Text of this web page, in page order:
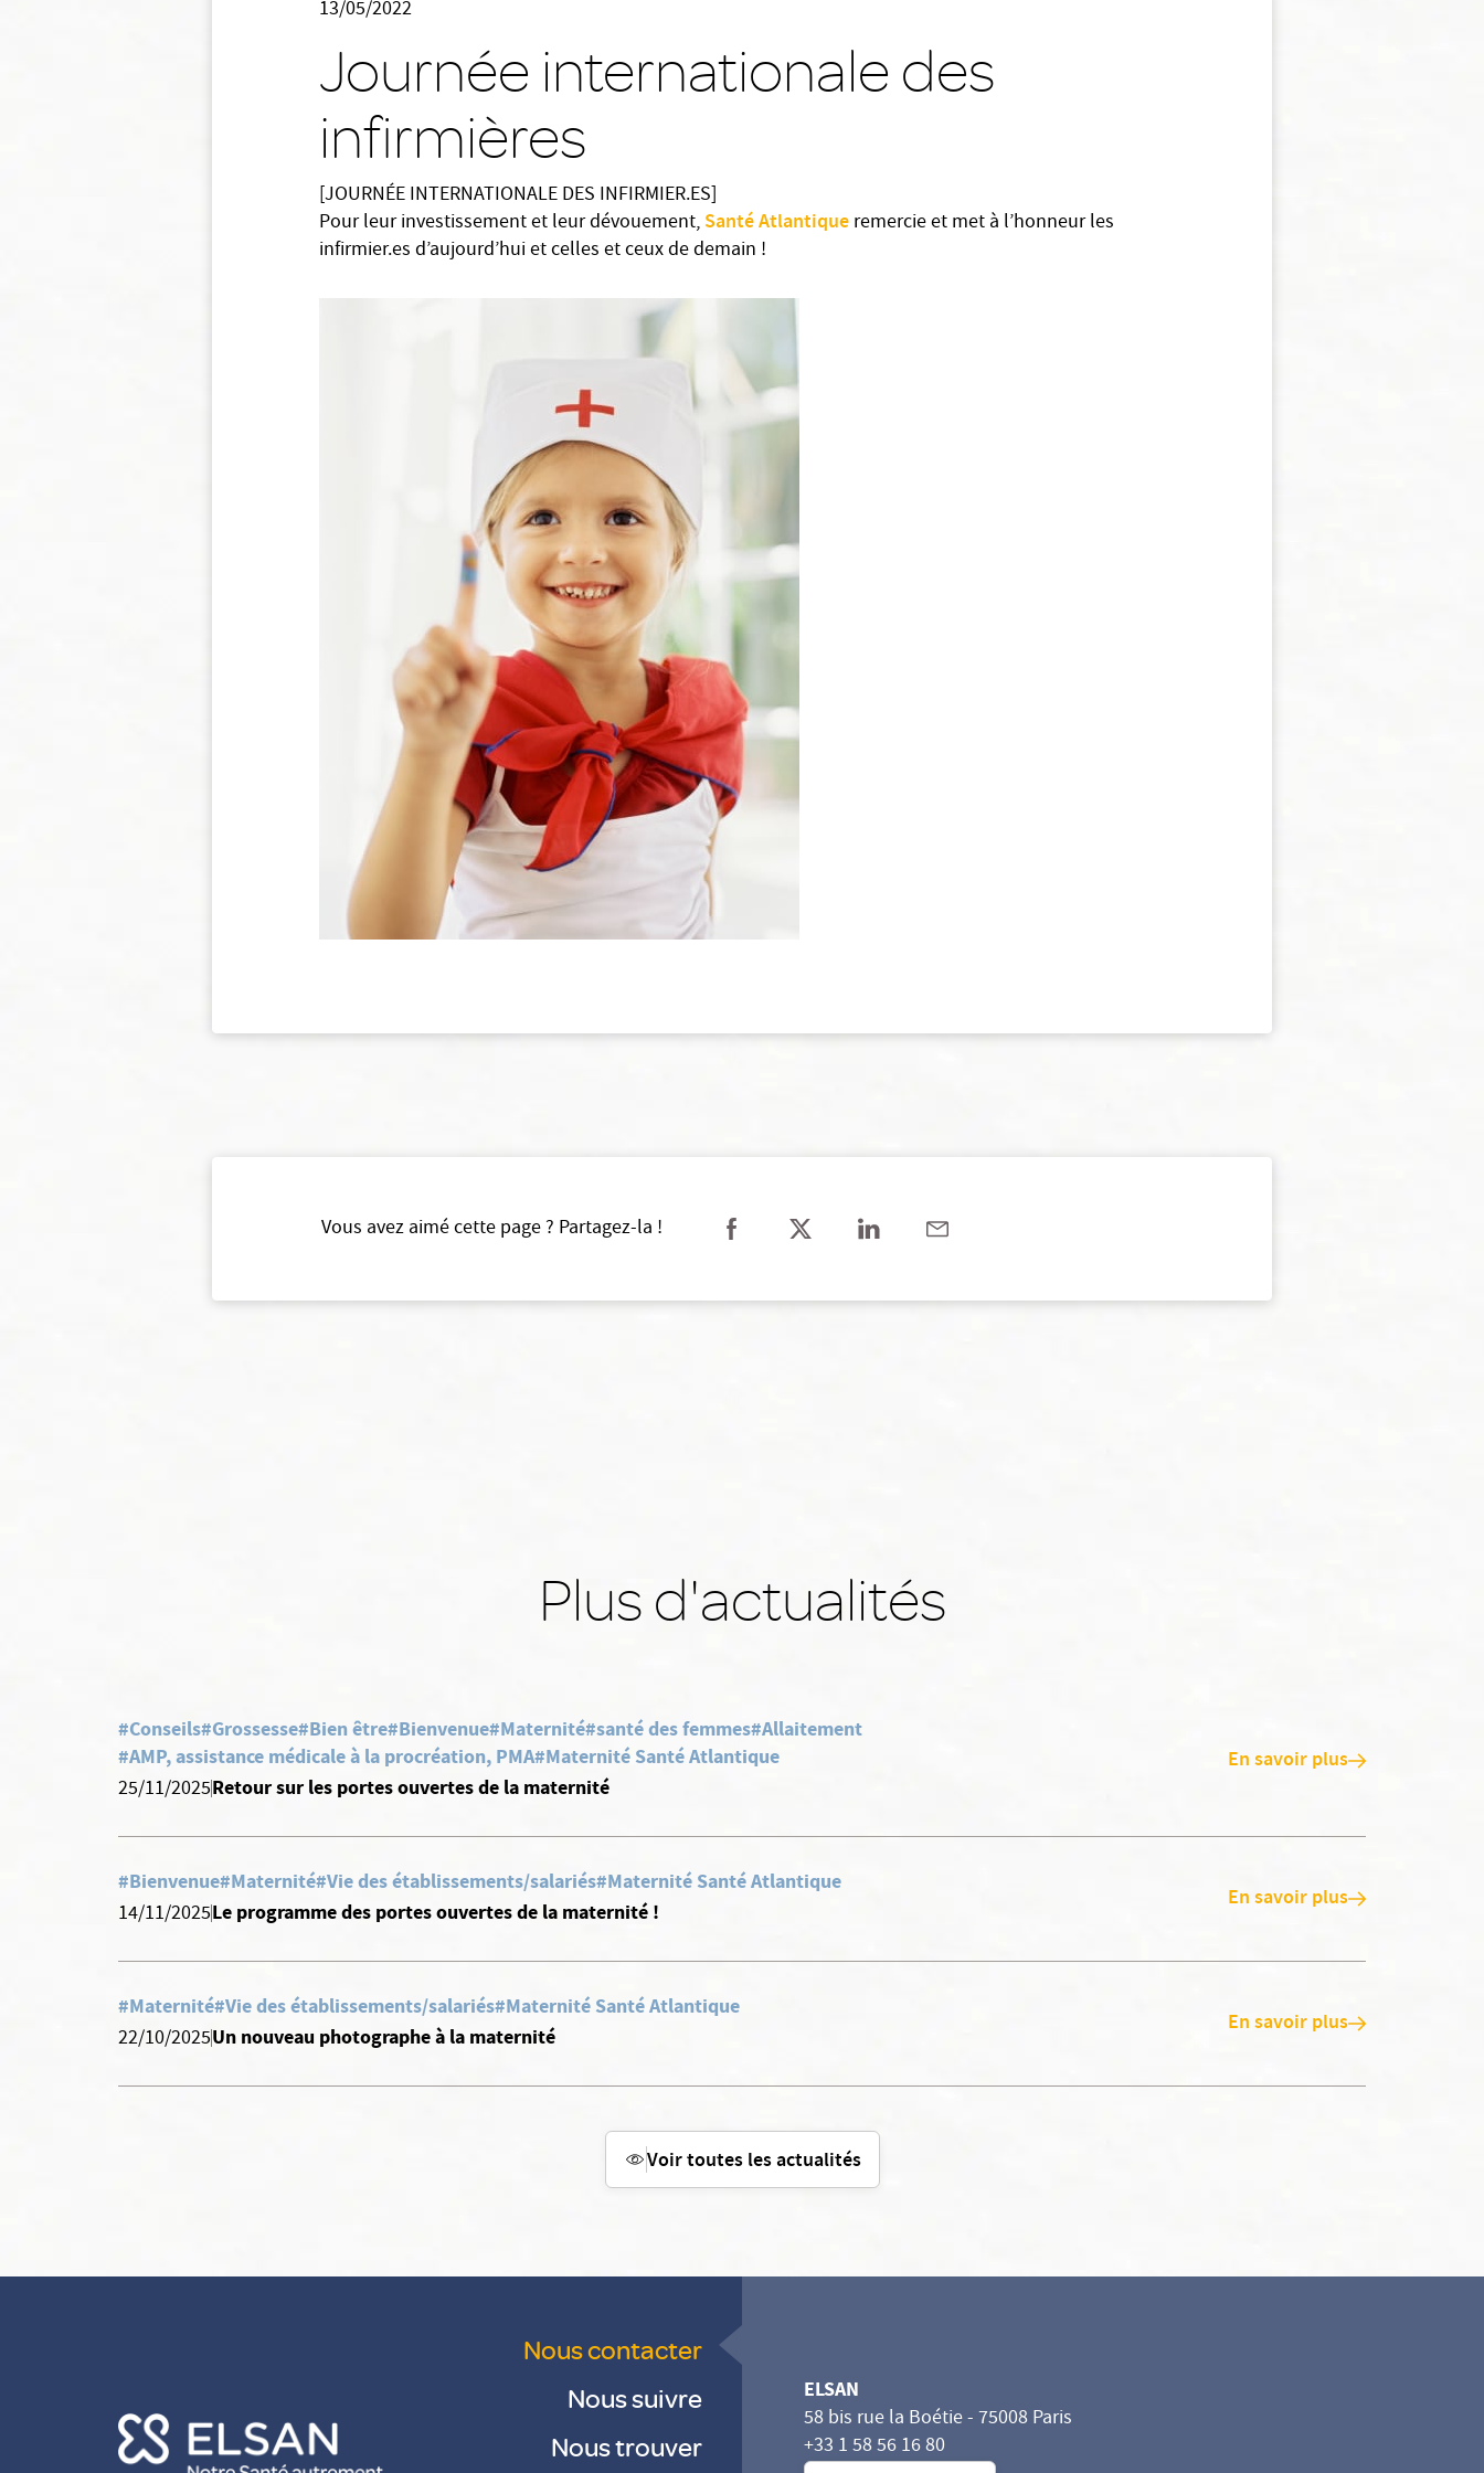
13/05/2022
Journée internationale des
infirmières
[JOURNÉE INTERNATIONALE DES INFIRMIER.ES]
Pour leur investissement et leur dévouement,Santé Atlantiqueremercie et met à l’honneur les
infirmier.es d’aujourd’hui et celles et ceux de demain !
Vous avez aimé cette page ? Partagez-la !
Plus d'actualités
#Conseils#Grossesse#Bien être#Bienvenue#Maternité#santé des femmes#Allaitement
#AMP, assistance médicale à la procréation, PMA#Maternité Santé Atlantique
25/11/2025Retour sur les portes ouvertes de la maternité
En savoir plus
#Bienvenue#Maternité#Vie des établissements/salariés#Maternité Santé Atlantique
14/11/2025Le programme des portes ouvertes de la maternité ! En savoir plus
#Maternité#Vie des établissements/salariés#Maternité Santé Atlantique
22/10/2025Un nouveau photographe à la maternité En savoir plus
Voir toutes les actualités
Nous contacter
Nous suivre
Nous trouver
ELSAN
58 bis rue la Boétie - 75008 Paris
+33 1 58 56 16 80